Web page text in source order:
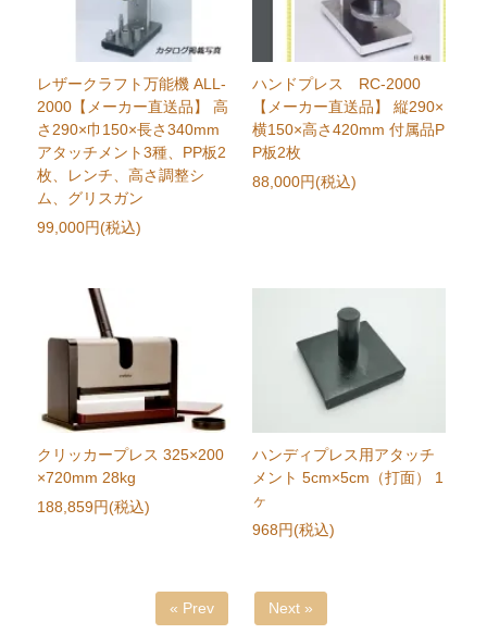
レザークラフト万能機 ALL-
2000【メーカー直送品】 高
さ290×巾150×長さ340mm
アタッチメント3種、PP板2
枚、レンチ、高さ調整シ
ム、グリスガン
99,000円(税込)
ハンドプレス RC-2000
【メーカー直送品】 縦290×
横150×高さ420mm 付属品P
P板2枚
88,000円(税込)
クリッカープレス 325×200
×720mm 28kg
188,859円(税込)
ハンディプレス用アタッチ
メント 5cm×5cm（打面） 1
ヶ
968円(税込)
« Prev Next »